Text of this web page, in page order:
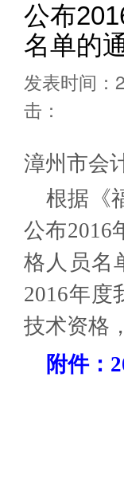
公布
名单的
发表时间
击：
漳州市会
根据《
公布2016
格人员名
2016年度
技术资格
附件：